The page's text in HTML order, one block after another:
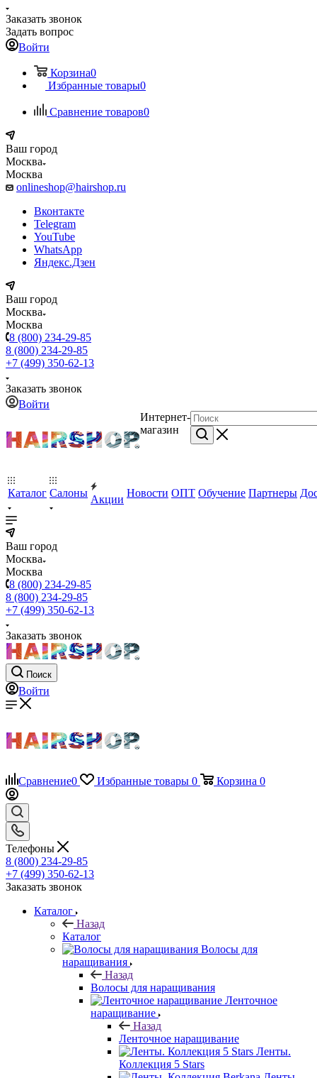
Заказать звонок
Задать вопрос
Войти
Корзина0
Избранные товары0
Сравнение товаров0
Ваш город
Москва
Москва
onlineshop@hairshop.ru
Вконтакте
Telegram
YouTube
WhatsApp
Яндекс.Дзен
Ваш город
Москва
Москва
8 (800) 234-29-85
8 (800) 234-29-85
+7 (499) 350-62-13
Заказать звонок
Войти
Интернет-
магазин
Каталог Салоны
Акции
Новости ОПТ Обучение Партнеры
Ваш город
Москва
Москва
8 (800) 234-29-85
8 (800) 234-29-85
+7 (499) 350-62-13
Заказать звонок
Поиск
Войти
Сравнение0 Избранные товары 0 Корзина 0
Телефоны
8 (800) 234-29-85
+7 (499) 350-62-13
Заказать звонок
Каталог
Назад
Каталог
Волосы для
наращивания
Назад
Волосы для наращивания
Ленточное
наращивание
Назад
Ленточное наращивание
Ленты.
Коллекция 5 Stars